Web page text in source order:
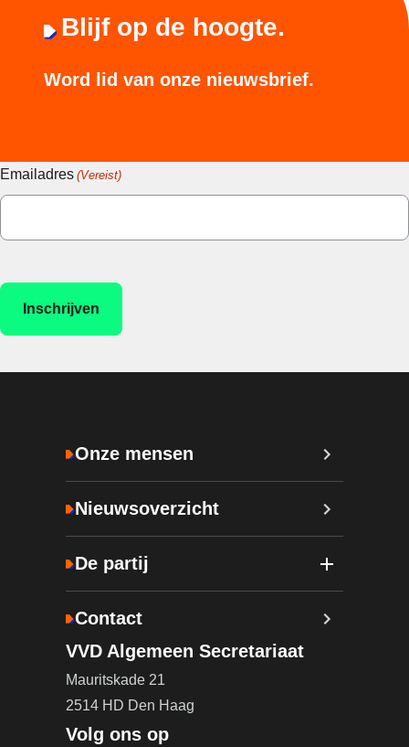
Blijf op de hoogte.
Word lid van onze nieuwsbrief.
Emailadres (Vereist)
Onze mensen
Nieuwsoverzicht
De partij
Contact
VVD Algemeen Secretariaat
Mauritskade 21
2514 HD Den Haag
Volg ons op